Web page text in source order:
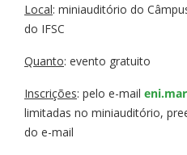
Local: miniauditório do
do IFSC
Quanto: evento gratuito
Inscrições: pelo e-mail
limitadas no miniauditório,
do e-mail